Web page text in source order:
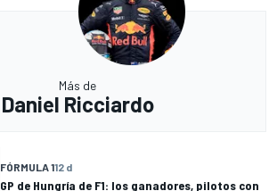
Más de
Daniel Ricciardo
FÓRMULA 112 d
GP de Hungría de F1: los ganadores, pilotos con